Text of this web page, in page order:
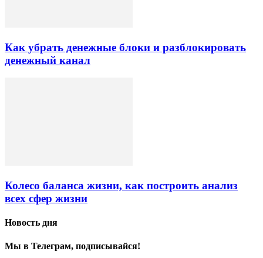
Как убрать денежные блоки и разблокировать
денежный канал
Колесо баланса жизни, как построить анализ
всех сфер жизни
Новость дня
Мы в Телеграм, подписывайся!